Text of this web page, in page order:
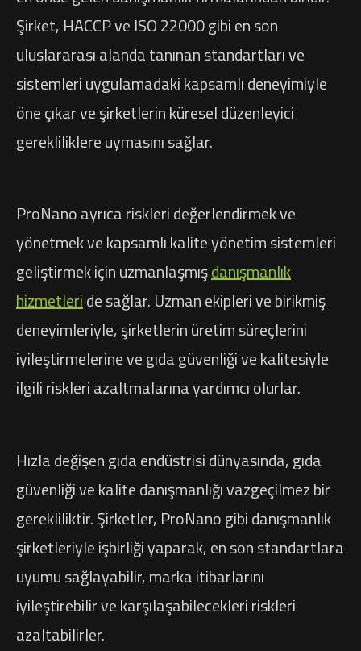
Şirket, HACCP ve ISO 22000 gibi en son
uluslararası alanda tanınan standartları ve
sistemleri uygulamadaki kapsamlı deneyimiyle
öne çıkar ve şirketlerin küresel düzenleyici
gerekliliklere uymasını sağlar.
ProNano ayrıca riskleri değerlendirmek ve
yönetmek ve kapsamlı kalite yönetim sistemleri
geliştirmek için uzmanlaşmışdanışmanlık
hizmetleride sağlar. Uzman ekipleri ve birikmiş
deneyimleriyle, şirketlerin üretim süreçlerini
iyileştirmelerine ve gıda güvenliği ve kalitesiyle
ilgili riskleri azaltmalarına yardımcı olurlar.
Hızla değişen gıda endüstrisi dünyasında, gıda
güvenliği ve kalite danışmanlığı vazgeçilmez bir
gerekliliktir. Şirketler, ProNano gibi danışmanlık
şirketleriyle işbirliği yaparak, en son standartlara
uyumu sağlayabilir, marka itibarlarını
iyileştirebilir ve karşılaşabilecekleri riskleri
azaltabilirler.